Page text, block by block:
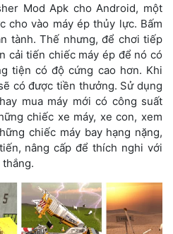
Mod Apk cho Android, một
cho vào máy ép thủy lực. Bấm
tành. Thế nhưng, để chơi tiếp
cải tiến chiếc máy ép để nó có
tiện có độ cứng cao hơn. Khi
có được tiền thưởng. Sử dụng
mua máy mới có công suất
chiếc xe máy, xe con, xem
chiếc máy bay hạng nặng,
nâng cấp để thích nghi với